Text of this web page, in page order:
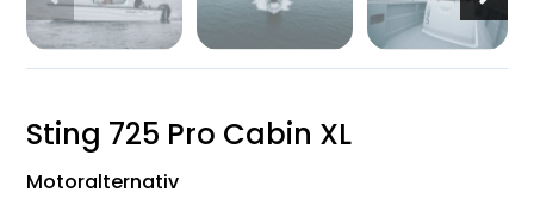
Sting 725 Pro Cabin XL
Motoralternativ